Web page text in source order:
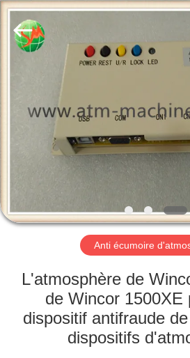
MAISON
PRODUITS
SUJET
DE
NOUS
VISITE
D'USINE
CONTRÔLE
2025
GSM
International
Trade
Co.,Ltd..
Anti écumoire
L'atmosphère de
de Wincor 1500XE
dispositif antifraude
dispositifs